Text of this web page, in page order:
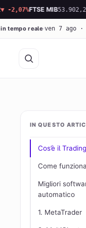
FTSE MIB53.902,23▲
tempo reale ven 7 ago ·
IN QUESTO
Cos’è il
Come
Migliori
automatico
1. MetaTrader